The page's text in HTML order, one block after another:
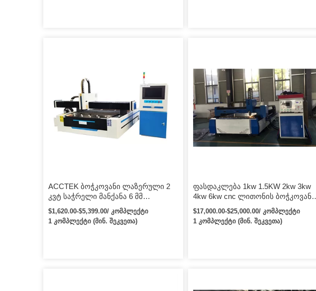
ACCTEK ბოჭკოვანი ლაზერული 2
კვტ საჭრელი მანქანა 6 მმ
ნახშირბადოვანი ფოლადის
ლითონის cnc ლაზერული საჭრელი
მანქანის ფასი
$1,620.00-$5,399.00/ კომპლექტი
1 კომპლექტი (მინ. შეკვეთა)
ფასდაკლება 1kw 1.5KW 2kw 3kw
4kw 6kw cnc ლითონის ბოჭკოვანი
ლაზერული საჭრელი მანქანა
რკინის უჟანგავი ფოლადის
ნახშირბადოვანი ფოლადის
$17,000.00-$25,000.00/ კომპლექტი
1 კომპლექტი (მინ. შეკვეთა)